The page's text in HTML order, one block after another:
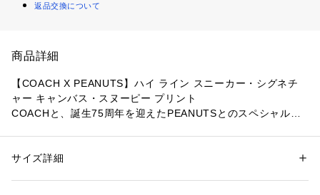
返品交換について
商品詳細
【COACH X PEANUTS】ハイ ライン スニーカー・シグネチ
ャー キャンバス・スヌーピー プリント
COACHと、誕生75周年を迎えたPEANUTSとのスペシャルコ
世界中で愛されるPEANUTSの愉快な仲間たちと、自分らしさ
性別：メンズ
サイズ詳細